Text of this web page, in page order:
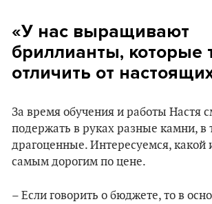
«У нас выращивают
бриллианты, которые
отличить от
За время обучения и работы Настя
подержать в руках разные камни, в
драгоценные. Интересуемся, какой
самым дорогим по цене.
– Если говорить о бюджете, то в